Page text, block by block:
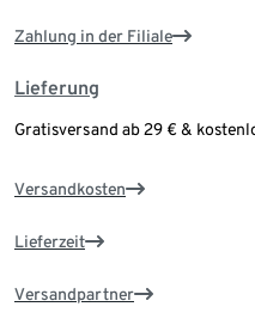
Zahlung in der Filiale
Lieferung
Gratisversand ab 29 € &
Versandkosten
Lieferzeit
Versandpartner